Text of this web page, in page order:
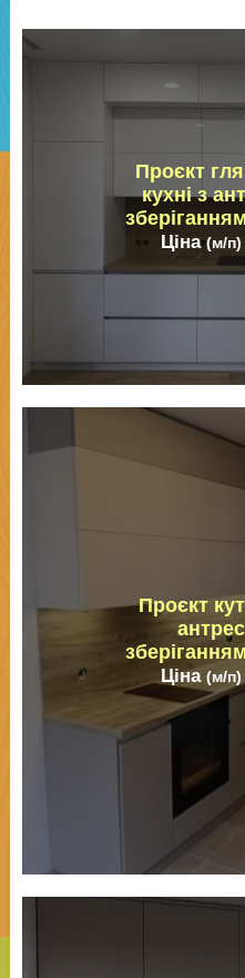
Проєкт
кухні з
Ціна(м/п)
Проєкт
Ціна (м/п)